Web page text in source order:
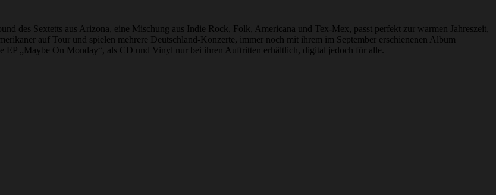
des Sextetts aus Arizona, eine Mischung aus Indie Rock, Folk, Americana und Tex-Mex, passt perfekt zur warmen Jahreszeit,
auf Tour und spielen mehrere Deutschland-Konzerte, immer noch mit ihrem im September erschienenen Album
EP „Maybe On Monday“, als CD und Vinyl nur bei ihren Auftritten erhältlich, digital jedoch für alle.